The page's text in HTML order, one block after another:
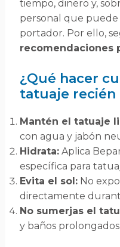
tiempo, dinero y,
personal que puede
portador. Por ello,
recomendaciones
¿Qué hacer
tatuaje recién
Mantén el tatuaje
con agua y jabón
Hidrata:Aplica
específica para
Evita el sol:No
directamente
No sumerjas el
y baños prolongados.